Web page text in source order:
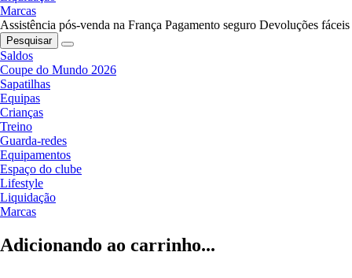
Marcas
Assistência pós-venda na França Pagamento seguro Devoluções fáceis
Pesquisar
Saldos
Coupe do Mundo 2026
Sapatilhas
Equipas
Crianças
Treino
Guarda-redes
Equipamentos
Espaço do clube
Lifestyle
Liquidação
Marcas
Adicionando ao carrinho...